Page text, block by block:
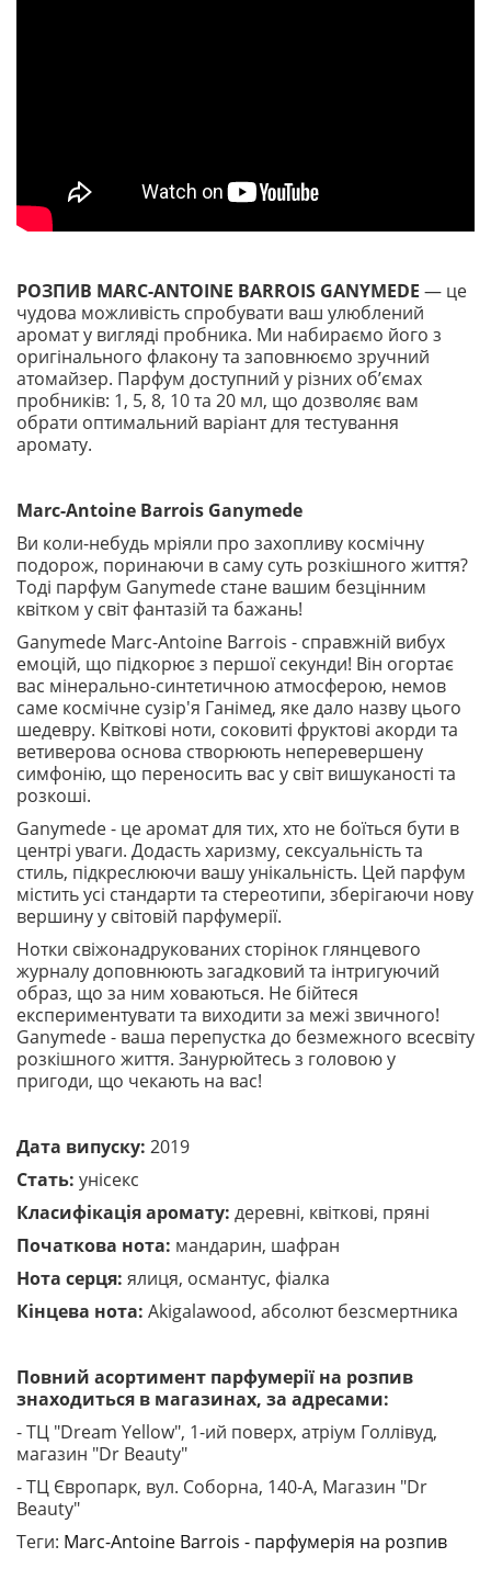
РОЗПИВ MARC-ANTOINE BARROIS GANYMEDE — це
чудова можливість спробувати ваш улюблений
аромат у вигляді пробника. Ми набираємо його з
оригінального флакону та заповнюємо зручний
атомайзер. Парфум доступний у різних обʼємах
пробників: 1, 5, 8, 10 та 20 мл, що дозволяє вам
обрати оптимальний варіант для тестування
аромату.
Marc-Antoine Barrois Ganymede
Ви коли-небудь мріяли про захопливу космічну
подорож, поринаючи в саму суть розкішного життя?
Тоді парфум Ganymede стане вашим безцінним
квітком у світ фантазій та бажань!
Ganymede Marc-Antoine Barrois - справжній вибух
емоцій, що підкорює з першої секунди! Він огортає
вас мінерально-синтетичною атмосферою, немов
саме космічне сузір'я Ганімед, яке дало назву цього
шедевру. Квіткові ноти, соковиті фруктові акорди та
ветиверова основа створюють неперевершену
симфонію, що переносить вас у світ вишуканості та
розкоші.
Ganymede - це аромат для тих, хто не боїться бути в
центрі уваги. Додасть харизму, сексуальність та
стиль, підкреслюючи вашу унікальність. Цей парфум
містить усі стандарти та стереотипи, зберігаючи нову
вершину у світовій парфумерії.
Нотки свіжонадрукованих сторінок глянцевого
журналу доповнюють загадковий та інтригуючий
образ, що за ним ховаються. Не бійтеся
експериментувати та виходити за межі звичного!
Ganymede - ваша перепустка до безмежного всесвіту
розкішного життя. Занурюйтесь з головою у
пригоди, що чекають на вас!
Дата випуску: 2019
Стать: унісекс
Класифікація аромату: деревні, квіткові, пряні
Початкова нота: мандарин, шафран
Нота серця: ялиця, османтус, фіалка
Кінцева нота: Akigalawood, абсолют безсмертника
Повний асортимент парфумерії на розпив
знаходиться в магазинах, за адресами:
- ТЦ "Dream Yellow", 1-ий поверх, атріум Голлівуд,
магазин "Dr Beauty"
- ТЦ Європарк, вул. Соборна, 140-A, Магазин "Dr
Beauty"
Теги: Marc-Antoine Barrois - парфумерія на розпив